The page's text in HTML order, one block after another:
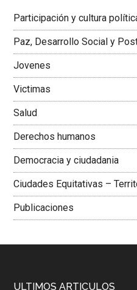
Colombiana
Participación y cultura
Paz, Desarrollo Social y
Jovenes
Victimas
Salud
Derechos humanos
Democracia y ciudadania
Ciudades Equitativas –
Publicaciones
ULTIMOS ARTICULOS